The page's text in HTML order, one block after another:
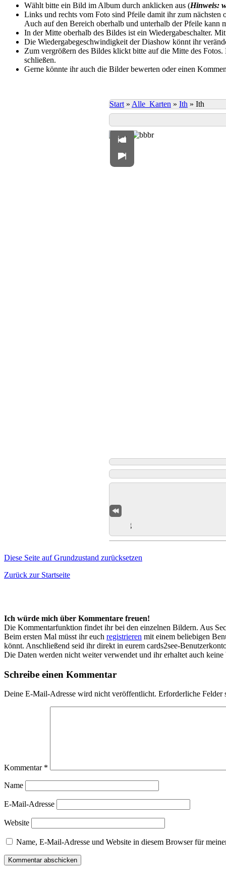
Wählt bitte ein Bild im Album durch anklicken aus (Hinweis:
Links und rechts vom Foto sind Pfeile damit ihr zum
Auch auf den Bereich oberhalb und unterhalb der Pfeile kann
In der Mitte oberhalb des Bildes ist ein Wiedergabeschalter.
Die Wiedergabegeschwindigkeit der Diashow könnt ihr
Zum vergrößern des Bildes klickt bitte auf die Mitte des
schließen.
Gerne könnte ihr auch die Bilder bewerten oder einen
Start » Alle_Karten » Ith » Ith
Diese Seite auf Grundzustand zurücksetzen
Zurück zur Startseite
Ich würde mich über Kommentare freuen!
Die Kommentarfunktion findet ihr bei den einzelnen Bildern. Aus
Beim ersten Mal müsst ihr euch registrieren mit einem beliebigen
könnt. Anschließend seid ihr direkt in eurem cards2see-
Die Daten werden nicht weiter verwendet und ihr erhaltet auch
Schreibe einen Kommentar
Deine E-Mail-Adresse wird nicht veröffentlicht. Erforderliche Felder
Kommentar *
Name
E-Mail-Adresse
Website
Name, E-Mail-Adresse und Website in diesem Browser für